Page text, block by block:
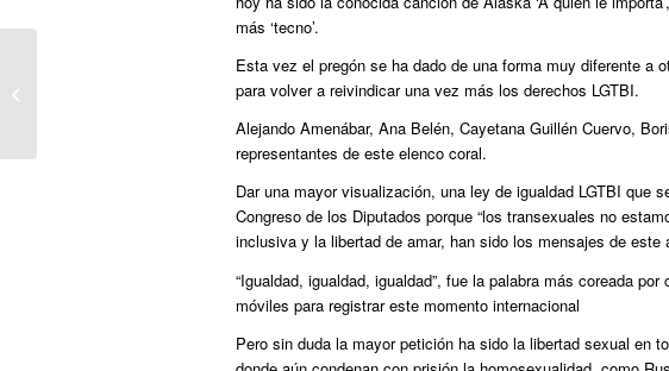
más ‘tecno’.
Esta vez el pregón se ha dado de una forma muy diferente a
para volver a reivindicar una vez más los derechos LGTBI.
Alejando Amenábar, Ana Belén, Cayetana Guillén Cuervo,
representantes de este elenco coral.
Dar una mayor visualización, una ley de igualdad LGTBI que
Congreso de los Diputados porque “los transexuales no
inclusiva y la libertad de amar, han sido los mensajes de este
“Igualdad, igualdad, igualdad”, fue la palabra más coreada
móviles para registrar este momento internacional
Pero sin duda la mayor petición ha sido la libertad sexual en
homófobos: “Hay que eliminar a los